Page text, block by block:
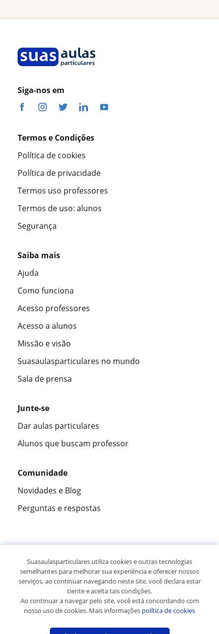
Siga-nos em
Termos e Condições
Política de cookies
Política de privacidade
Termos uso professores
Termos de uso: alunos
Segurança
Saiba mais
Ajuda
Como funciona
Acesso professores
Acesso a alunos
Missão e visão
Suasaulasparticulares no mundo
Sala de prensa
Junte-se
Dar aulas particulares
Alunos que buscam professor
Comunidade
Novidades e Blog
Perguntas e respostas
305915opiniões de alunos
© 2007 - 2026 Suas aulas particulares
Mapa do site:Professores particulares
Suasaulasparticulares utiliza cookies e outras tecnologias
semelhantes para melhorar sua experiência e oferecer nossos
serviços, ao continuar navegando neste site, você declara estar
ciente e aceita tais condições.
Ao continuar a navegar pelo site, você está concordando com
nosso uso de cookies. Mais informações política de cookies